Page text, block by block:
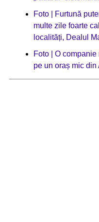
Foto | Furtună
multe zile foarte
localități, Dealul
Foto | O
pe un oraș mic din